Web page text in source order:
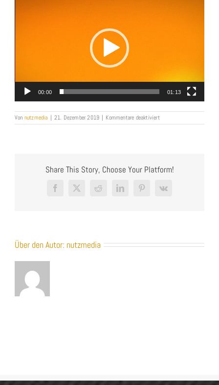
00:00 01:13
Von nutzmedia | 21. Dezember 2019 | Kommentare deaktiviertfür
Share This Story, Choose Your Platform!
Facebook
X RedditLinkedInPinterest
Vk
Über den Autor: nutzmedia